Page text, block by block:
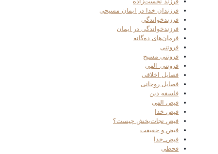
فرزندان خدا در ایمان مسیحی
فرزندخواندگی
فرزندخواندگی در ایمان
فرمان‌های ده‌گانه
فروتنی
فروتنی مسیح
فروتنی_الهی
فضایل اخلاقی
فضایل روحانی
فلسفه دین
فیض الهی
فیض خدا
فیض نجات‌بخش چیست؟
فیض و حقیقت
فیض_خدا
قحطی